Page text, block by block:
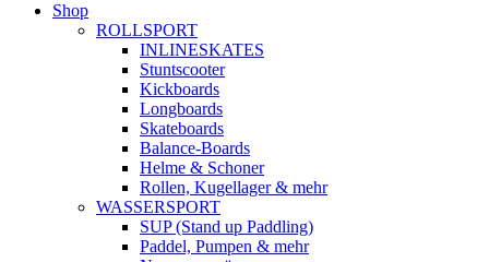
Shop
ROLLSPORT
INLINESKATES
Stuntscooter
Kickboards
Longboards
Skateboards
Balance-Boards
Helme & Schoner
Rollen, Kugellager & mehr
WASSERSPORT
SUP (Stand up Paddling)
Paddel, Pumpen & mehr